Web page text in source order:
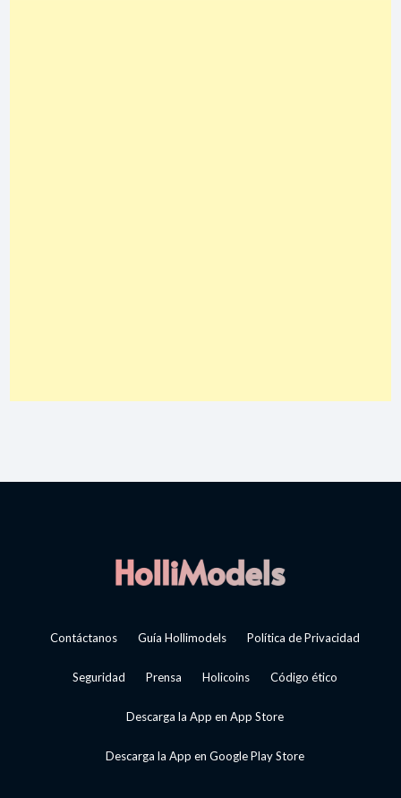
Contáctanos Guía Hollimodels Política de Privacidad
Seguridad Prensa Holicoins Código ético
Descarga la App en App Store
Descarga la App en Google Play Store